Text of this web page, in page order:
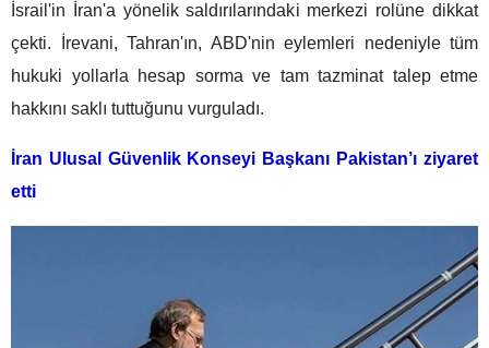
İsrail'in İran'a yönelik saldırılarındaki merkezi rolüne dikkat
çekti. İrevani, Tahran'ın, ABD'nin eylemleri nedeniyle tüm
hukuki yollarla hesap sorma ve tam tazminat talep etme
hakkını saklı tuttuğunu vurguladı.
İran Ulusal Güvenlik Konseyi Başkanı Pakistan’ı ziyaret
etti